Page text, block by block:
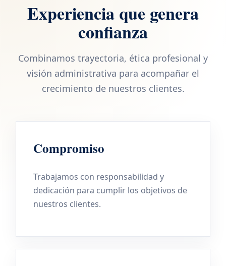
Experiencia que genera
confianza
Combinamos trayectoria, ética profesional y
visión administrativa para acompañar el
crecimiento de nuestros clientes.
Compromiso
Trabajamos con responsabilidad y
dedicación para cumplir los objetivos de
nuestros clientes.